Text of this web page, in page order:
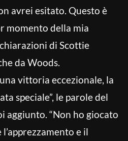
avrei esitato. Questo è
momento della mia
di Scottie
da Woods.
vittoria eccezionale, la
speciale”, le parole del
aggiunto. “Non ho giocato
e il